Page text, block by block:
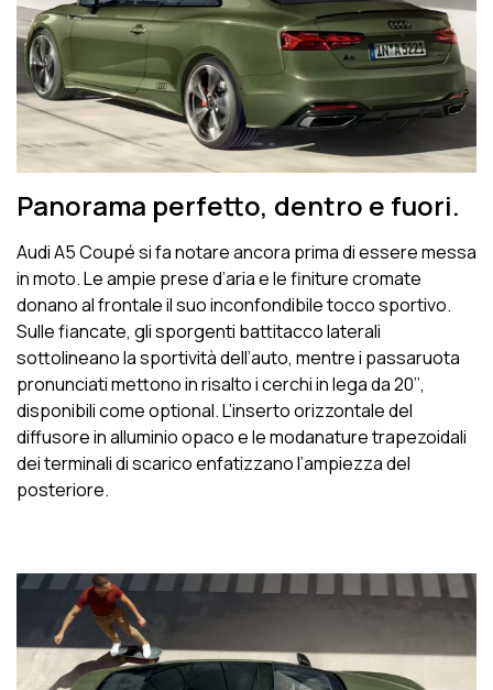
Panorama perfetto, dentro e fuori.
Audi A5 Coupé si fa notare ancora prima di essere messa
in moto. Le ampie prese d’aria e le finiture cromate
donano al frontale il suo inconfondibile tocco sportivo.
Sulle fiancate, gli sporgenti battitacco laterali
sottolineano la sportività dell’auto, mentre i passaruota
pronunciati mettono in risalto i cerchi in lega da 20’’,
disponibili come optional. L’inserto orizzontale del
diffusore in alluminio opaco e le modanature trapezoidali
dei terminali di scarico enfatizzano l’ampiezza del
posteriore.